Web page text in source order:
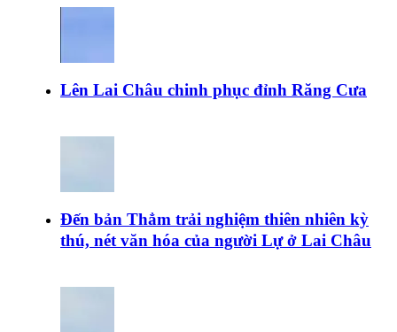
Lên Lai Châu chinh phục đỉnh Răng Cưa
Đến bản Thẳm trải nghiệm thiên nhiên kỳ
thú, nét văn hóa của người Lự ở Lai Châu